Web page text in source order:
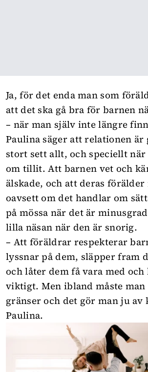
Ja, för det enda man som
att det ska gå bra för barnen
– när man själv inte längre
Paulina säger att relationen
stort sett allt, och speciellt
om tillit. Att barnen vet och
älskade, och att deras
oavsett om det handlar om
på mössa när det är
lilla näsan när den är snorig.
– Att föräldrar respekterar
lyssnar på dem, släpper fram
och låter dem få vara med och
viktigt. Men ibland måste
gränser och det gör man ju av
Paulina.